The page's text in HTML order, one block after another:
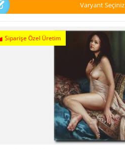
Varyant Seçiniz
Siparişe Özel Üretim